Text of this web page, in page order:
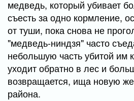
медведь, который убивает
съесть за одно кормление,
от туши, пока снова не
"медведь-ниндзя" часто
небольшую часть убитой им
уходит обратно в лес и
возвращается, ища новую
района.